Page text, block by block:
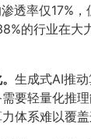
透率仅17%
的行业在大
生成式AI推
要轻量化推
体系难以覆